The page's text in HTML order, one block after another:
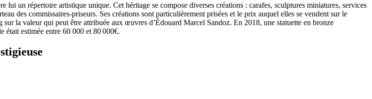
lui un répertoire artistique unique. Cet héritage se compose diverses créations : carafes, sculptures miniatures, services
des commissaires-priseurs. Ses créations sont particulièrement prisées et le prix auquel elles se vendent sur le
la valeur qui peut être attribuée aux œuvres d’Édouard Marcel Sandoz. En 2018, une statuette en bronze
était estimée entre 60 000 et 80 000€.